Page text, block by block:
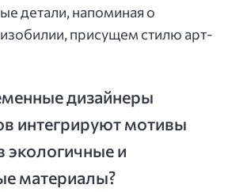
детали, напоминая о
изобилии, присущем стилю арт-
дизайнеры
интегрируют мотивы
экологичные и
материалы?